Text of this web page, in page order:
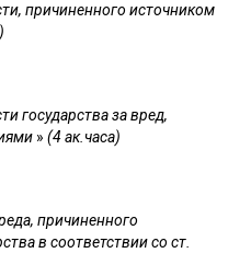
причиненного источником
государства за вред,
» (4 ак.часа)
причиненного
в соответствии со ст.